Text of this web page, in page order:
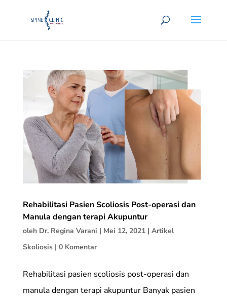
Rehabilitasi Pasien Scoliosis Post-operasi dan
Manula dengan terapi Akupuntur
oleh Dr. Regina Varani | Mei 12, 2021| Artikel
Skoliosis| 0 Komentar
Rehabilitasi pasien scoliosis post-operasi dan
manula dengan terapi akupuntur Banyak pasien